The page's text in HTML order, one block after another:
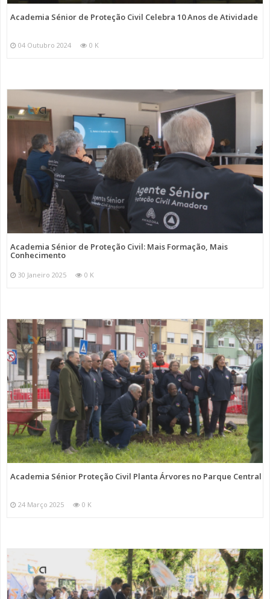
Academia Sénior de Proteção Civil Celebra 10 Anos de Atividade
04 Outubro 2024 0 K
Academia Sénior de Proteção Civil: Mais Formação, Mais
Conhecimento
30 Janeiro 2025 0 K
Academia Sénior Proteção Civil Planta Árvores no Parque Central
24 Março 2025 0 K